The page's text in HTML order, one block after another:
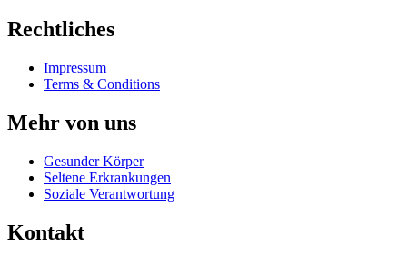
Rechtliches
Impressum
Terms & Conditions
Mehr von uns
Gesunder Körper
Seltene Erkrankungen
Soziale Verantwortung
Kontakt